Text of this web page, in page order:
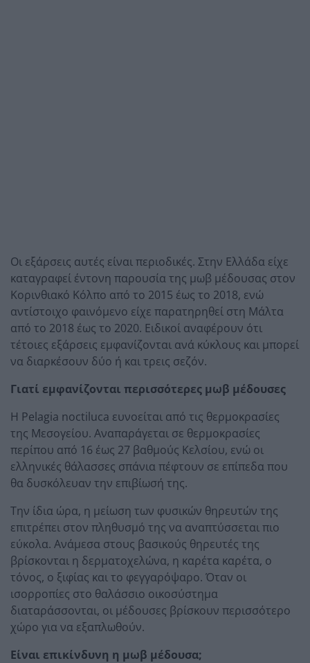
Οι εξάρσεις αυτές είναι περιοδικές. Στην Ελλάδα είχε
καταγραφεί έντονη παρουσία της μωβ μέδουσας στον
Κορινθιακό Κόλπο από το 2015 έως το 2018, ενώ
αντίστοιχο φαινόμενο είχε παρατηρηθεί στη Μάλτα
από το 2018 έως το 2020. Ειδικοί αναφέρουν ότι
τέτοιες εξάρσεις εμφανίζονται ανά κύκλους και μπορεί
να διαρκέσουν δύο ή και τρεις σεζόν.
Γιατί εμφανίζονται περισσότερες μωβ μέδουσες
Η Pelagia noctiluca ευνοείται από τις θερμοκρασίες
της Μεσογείου. Αναπαράγεται σε θερμοκρασίες
περίπου από 16 έως 27 βαθμούς Κελσίου, ενώ οι
ελληνικές θάλασσες σπάνια πέφτουν σε επίπεδα που
θα δυσκόλευαν την επιβίωσή της.
Την ίδια ώρα, η μείωση των φυσικών θηρευτών της
επιτρέπει στον πληθυσμό της να αναπτύσσεται πιο
εύκολα. Ανάμεσα στους βασικούς θηρευτές της
βρίσκονται η δερματοχελώνα, η καρέτα καρέτα, ο
τόνος, ο ξιφίας και το φεγγαρόψαρο. Όταν οι
ισορροπίες στο θαλάσσιο οικοσύστημα
διαταράσσονται, οι μέδουσες βρίσκουν περισσότερο
χώρο για να εξαπλωθούν.
Είναι επικίνδυνη η μωβ μέδουσα;